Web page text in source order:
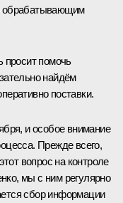
обрабатывающим
просит помочь
найдём
поставки.
и особое внимание
Прежде всего,
вопрос на контроле
мы с ним регулярно
сбор информации